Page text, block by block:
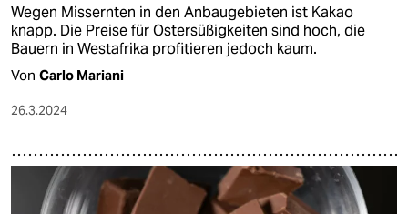
Wegen Missernten in den Anbaugebieten ist Kakao
knapp. Die Preise für Ostersüßigkeiten sind hoch, die
Bauern in Westafrika profitieren jedoch kaum.
Von Carlo Mariani
26.3.2024